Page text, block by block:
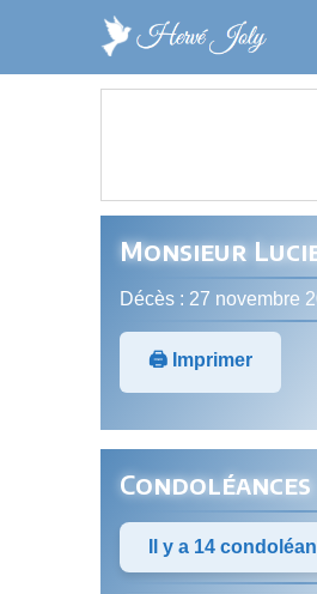
Monsieur
Décès : 27 novembre
🖨️ Imprimer
Condoléances
Il y a 14